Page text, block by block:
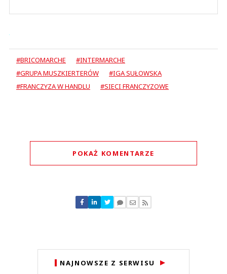
#BRICOMARCHE
#INTERMARCHE
#GRUPA MUSZKIERTERÓW
#IGA SUŁOWSKA
#FRANCZYZA W HANDLU
#SIECI FRANCZYZOWE
POKAŻ KOMENTARZE
Nie znaleziono komentarzy
Zostaw swoje komentarze
NAJNOWSZE Z SERWISU